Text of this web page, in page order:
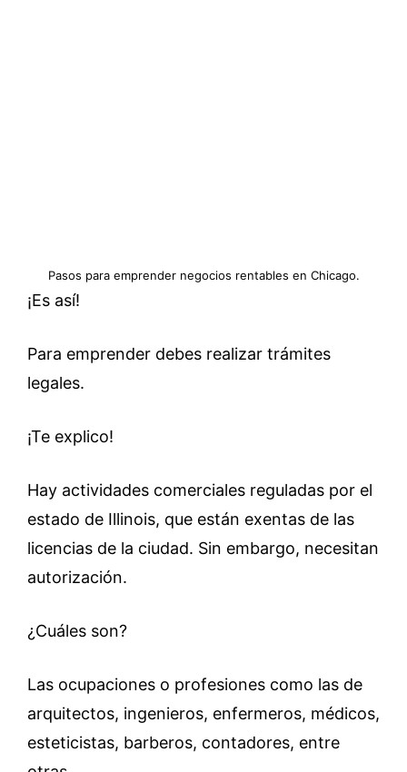
Pasos para emprender negocios rentables en Chicago.
¡Es así!
Para emprender debes realizar trámites
legales.
¡Te explico!
Hay actividades comerciales reguladas por el
estado de Illinois, que están exentas de las
licencias de la ciudad. Sin embargo, necesitan
autorización.
¿Cuáles son?
Las ocupaciones o profesiones como las de
arquitectos, ingenieros, enfermeros, médicos,
esteticistas, barberos, contadores, entre